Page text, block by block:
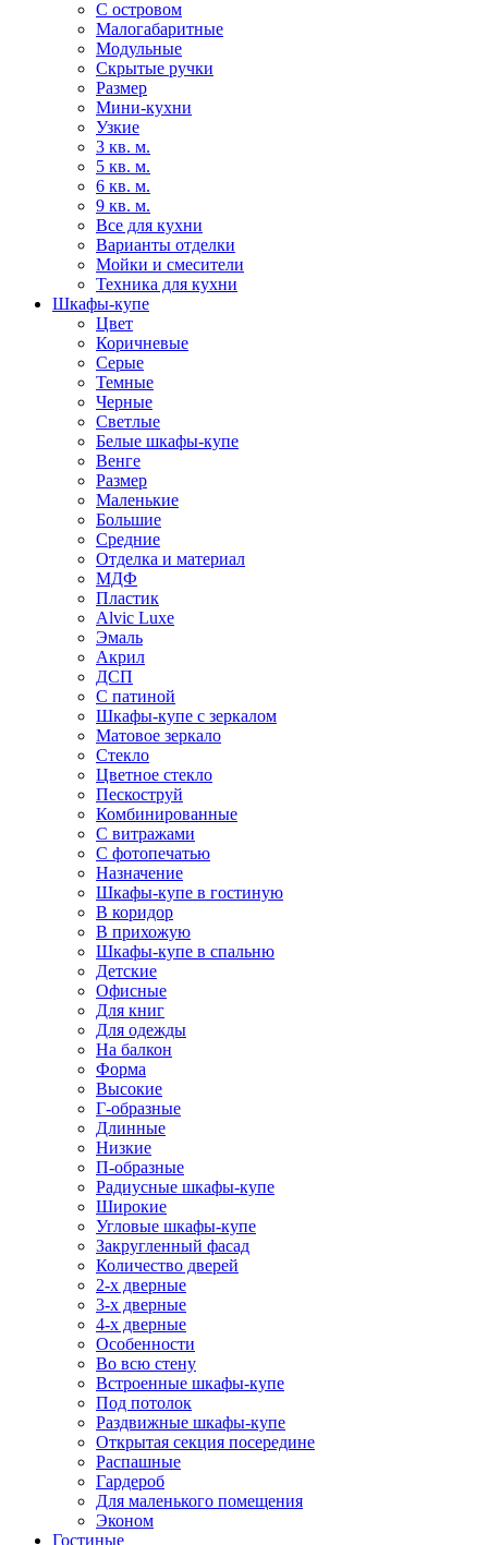
С островом
Малогабаритные
Модульные
Скрытые ручки
Размер
Мини-кухни
Узкие
3 кв. м.
5 кв. м.
6 кв. м.
9 кв. м.
Все для кухни
Варианты отделки
Мойки и смесители
Техника для кухни
Шкафы-купе
Цвет
Коричневые
Серые
Темные
Черные
Светлые
Белые шкафы-купе
Венге
Размер
Маленькие
Большие
Средние
Отделка и материал
МДФ
Пластик
Alvic Luxe
Эмаль
Акрил
ДСП
С патиной
Шкафы-купе с зеркалом
Матовое зеркало
Стекло
Цветное стекло
Пескоструй
Комбинированные
С витражами
С фотопечатью
Назначение
Шкафы-купе в гостиную
В коридор
В прихожую
Шкафы-купе в спальню
Детские
Офисные
Для книг
Для одежды
На балкон
Форма
Высокие
Г-образные
Длинные
Низкие
П-образные
Радиусные шкафы-купе
Широкие
Угловые шкафы-купе
Закругленный фасад
Количество дверей
2-х дверные
3-х дверные
4-х дверные
Особенности
Во всю стену
Встроенные шкафы-купе
Под потолок
Раздвижные шкафы-купе
Открытая секция посередине
Распашные
Гардероб
Для маленького помещения
Эконом
Гостиные